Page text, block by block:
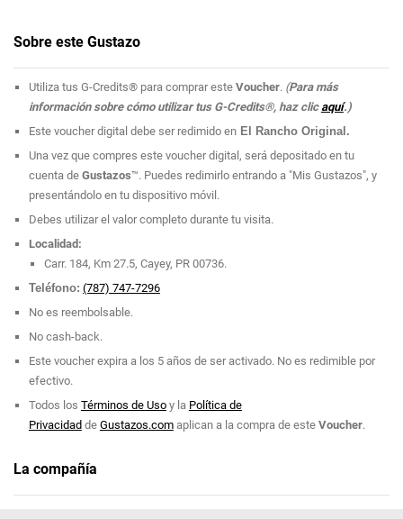
Sobre este Gustazo
Utiliza tus G-Credits® para comprar este Voucher. (Para más
información sobre cómo utilizar tus G-Credits®, haz clic aquí.)
Este voucher digital debe ser redimido en El Rancho Original.
Una vez que compres este voucher digital, será depositado en tu
cuenta de Gustazos™. Puedes redimirlo entrando a "Mis Gustazos", y
presentándolo en tu dispositivo móvil.
Debes utilizar el valor completo durante tu visita.
Localidad:
Carr. 184, Km 27.5, Cayey, PR 00736.
Teléfono: (787) 747-7296
No es reembolsable.
No cash-back.
Este voucher expira a los 5 años de ser activado. No es redimible por
efectivo.
Todos los Términos de Usoy la Política de
Privacidadde Gustazos.comaplican a la compra de este Voucher.
La compañía